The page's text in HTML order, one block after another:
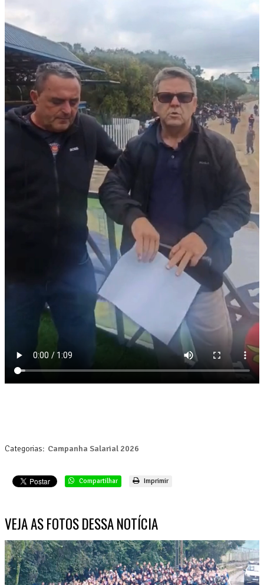
Categorias: Campanha Salarial 2026
Compartilhar Imprimir
VEJA AS FOTOS DESSA NOTÍCIA